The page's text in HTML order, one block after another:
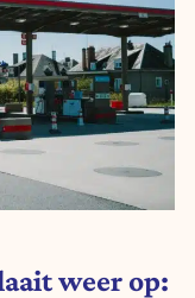
weer op: